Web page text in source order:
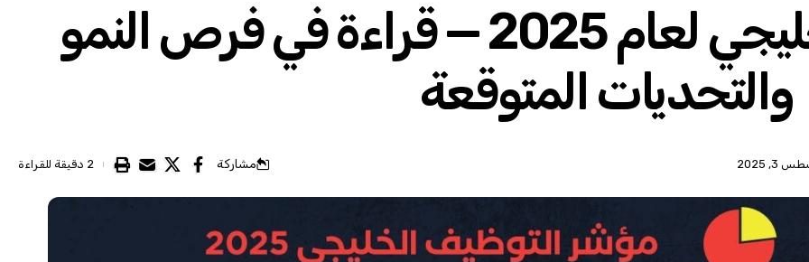
مؤشر التوظيف الخليجي لعام 2025 — قراءة في فرص النمو
والتحديات المتوقعة
3, 2025 مشاركة 2 دقيقة للقراءة